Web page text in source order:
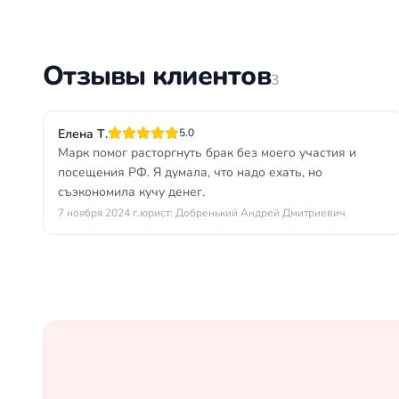
Отзывы клиентов3
Елена Т. 5.0
Марк помог расторгнуть брак без моего участия и
посещения РФ. Я думала, что надо ехать, но
съэкономила кучу денег.
7 ноября 2024 г.юрист: Добренький Андрей Дмитриевич